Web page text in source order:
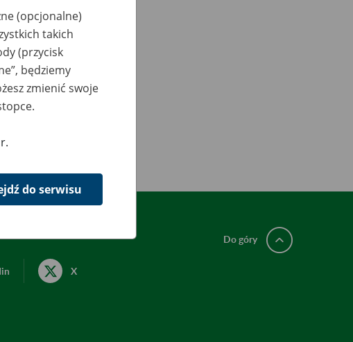
X
Do góry
(opcjonalne)
takich
(przycisk
będziemy
zmienić swoje
do serwisu